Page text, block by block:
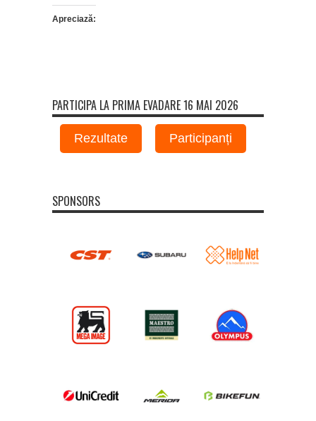
Apreciază:
PARTICIPA LA PRIMA EVADARE 16 MAI 2026
Rezultate Participanți
SPONSORS